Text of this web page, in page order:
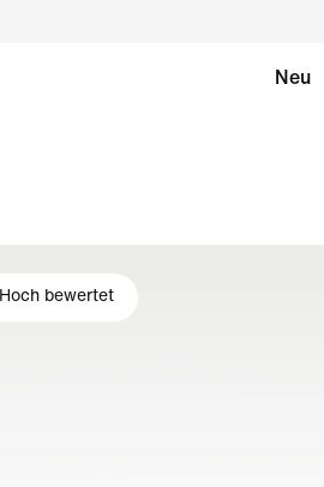
Neu
Hoch bewertet